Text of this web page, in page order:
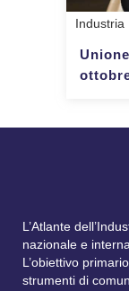
Industria
L’Atlante
nazionale e
L’obiettivo
strumenti di